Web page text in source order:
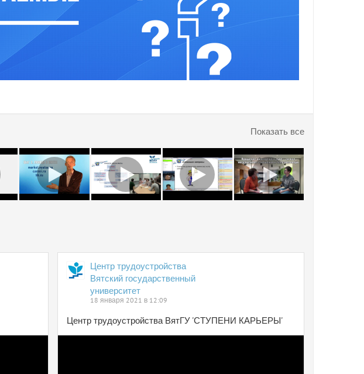
Показать все
Центр трудоустройства
Вятский государственный
университет
18 января 2021 в 12:09
Центр трудоустройства ВятГУ 'СТУПЕНИ КАРЬЕРЫ'